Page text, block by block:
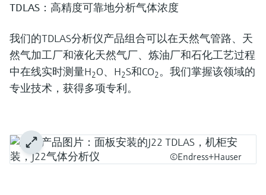
TDLAS：高精度可靠地分析气体浓度
我们的TDLAS分析仪产品组合可以在天然气管路、天
然气加工厂和液化天然气厂、炼油厂和石化工艺过程
中在线实时测量H2O、H2S和CO2。我们掌握该领域的
专业技术，获得多项专利。
©Endress+Hauser